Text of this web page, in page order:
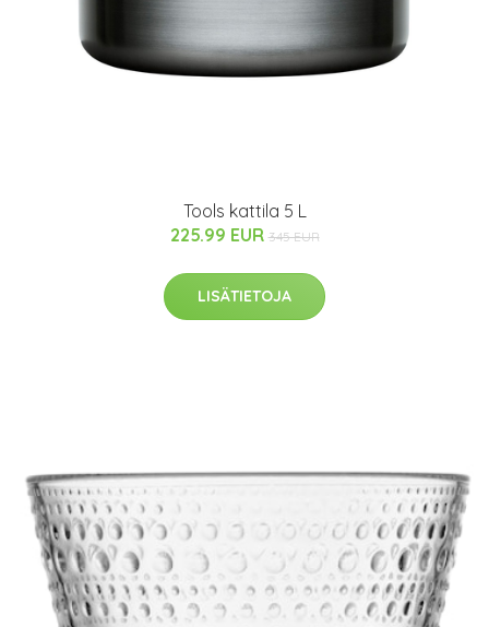
Tools kattila 5 L
225.99 EUR 345 EUR
LISÄTIETOJA